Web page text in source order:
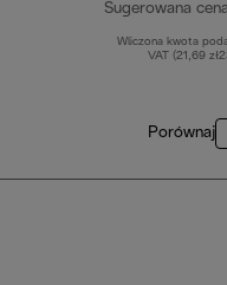
Sugerowana
Wliczona kwota
VAT (21,69
Porównaj